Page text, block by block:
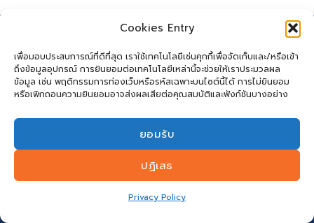
Cookies Entry
เพื่อมอบประสบการณ์ที่ดีที่สุด เราใช้เทคโนโลยีเช่นคุกกี้เพื่อจัดเก็บและ/หรือเข้า
ถึงข้อมูลอุปกรณ์ การยินยอมต่อเทคโนโลยีเหล่านี้จะช่วยให้เราประมวลผล
ข้อมูล เช่น พฤติกรรมการท่องเว็บหรือรหัสเฉพาะบนไซต์นี้ได้ การไม่ยินยอม
หรือเพิกถอนความยินยอมอาจส่งผลเสียต่อคุณสมบัติและฟังก์ชันบางอย่าง
ยอมรับ
ปฏิเสธ
Privacy Policy